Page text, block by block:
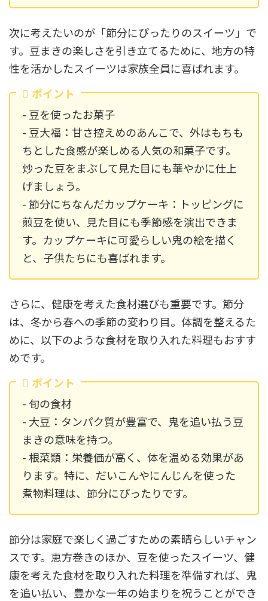
次に考えたいのが「節分にぴったりのスイーツ」で
す。豆まきの楽しさを引き立てるために、地方の特
性を活かしたスイーツは家族全員に喜ばれます。
ポイント
- 豆を使ったお菓子
- 豆大福：甘さ控えめのあんこで、外はもちも
ちとした食感が楽しめる人気の和菓子です。
炒った豆をまぶして見た目にも華やかに仕上
げましょう。
- 節分にちなんだカップケーキ：トッピングに
煎豆を使い、見た目にも季節感を演出できま
す。カップケーキに可愛らしい鬼の絵を描く
と、子供たちにも喜ばれます。
さらに、健康を考えた食材選びも重要です。節分
は、冬から春への季節の変わり目。体調を整えるた
めに、以下のような食材を取り入れた料理もおすす
めです。
ポイント
- 旬の食材
- 大豆：タンパク質が豊富で、鬼を追い払う豆
まきの意味を持つ。
- 根菜類：栄養価が高く、体を温める効果があ
ります。特に、だいこんやにんじんを使った
煮物料理は、節分にぴったりです。
節分は家庭で楽しく過ごすための素晴らしいチャン
スです。恵方巻きのほか、豆を使ったスイーツ、健
康を考えた食材を取り入れた料理を準備すれば、鬼
を追い払い、豊かな一年の始まりを祝うことができ